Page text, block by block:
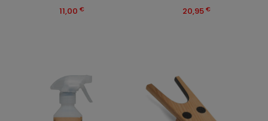
11,00 € 20,95 €